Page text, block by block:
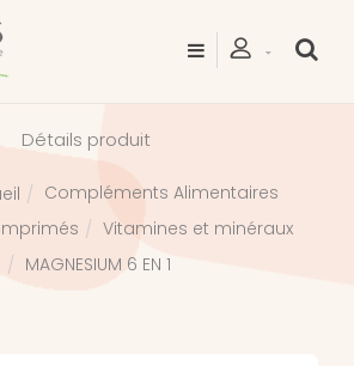
Détails produit
Compléments Alimentaires
Vitamines et minéraux
MAGNESIUM 6 EN 1